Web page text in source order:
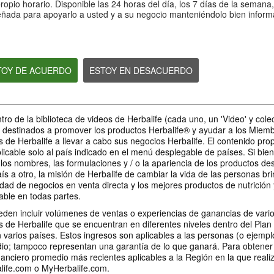
horario. Disponible las 24 horas del día, los 7 días de la
para apoyarlo a usted y a su negocio manteniéndolo bien
DE ACUERDO ESTOY EN DESACUERDO
de la biblioteca de videos de Herbalife (cada uno, un 'Video' y
a promover los productos Herbalife® y ayudar a los
de Herbalife a llevar a cabo sus negocios Herbalife. El contenido
solo al país indicado en el menú desplegable de países. Si
nombres, las formulaciones y / o la apariencia de los productos
a otro, la misión de Herbalife de cambiar la vida de las personas
de negocios en venta directa y los mejores productos de nutrición
en todas partes.
incluir volúmenes de ventas o experiencias de ganancias de
de Herbalife que se encuentran en diferentes niveles dentro del
países. Estos ingresos son aplicables a las personas (o
tampoco representan una garantía de lo que ganará. Para
promedio más recientes aplicables a la Región en la que
o MyHerbalife.com.
¿Cómo cuidar tu piel con
Herbalife® SKIN?
Nutrientes que apoyan al
Sistema inmunológico
Siente más
controla tu
La importancia del sodio en
nuestro cuerpo con Marien
Garza
La importancia del sodio en
nuestro cuerpo
Conoce el nuevo
Thermojetics durazno-
mango con Dra. Rocío
Medina
Conoce el nuevo Thermojetics
durazno-mango
¿Cómo preparar
Fórmula 1
Cream?
2:18
Ingredientes Herbalife
Nutrition F1
Ingredientes que componen
Herbalife Nutrition F1
RECETAS
0:55
Receta Orange Rush -
Video para redes sociales
Acompaña un día muy activo con
esta refrescante receta.
1:09
Receta Iceberg - Video
para redes sociales
¿Ya experimentaste la frescura
de un iceberg?
Receta Ocean
para redes
Dale un impulso a tu
esta refrescante